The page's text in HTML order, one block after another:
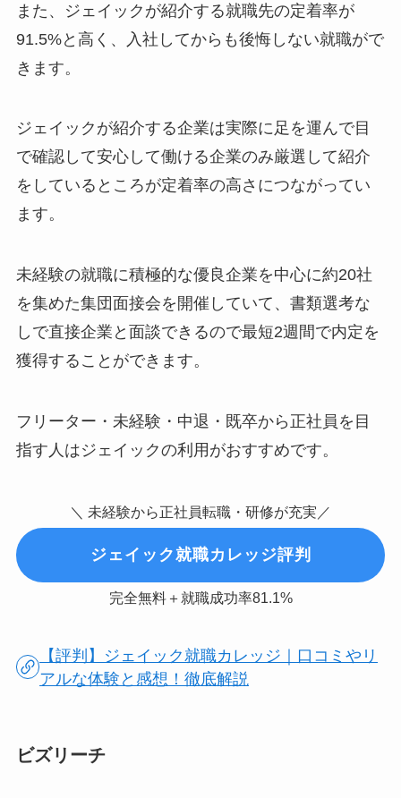
また、ジェイックが紹介する就職先の定着率が
91.5%と高く、入社してからも後悔しない就職がで
きます。
ジェイックが紹介する企業は実際に足を運んで目
で確認して安心して働ける企業のみ厳選して紹介
をしているところが定着率の高さにつながってい
ます。
未経験の就職に積極的な優良企業を中心に約20社
を集めた集団面接会を開催していて、書類選考な
しで直接企業と面談できるので最短2週間で内定を
獲得することができます。
フリーター・未経験・中退・既卒から正社員を目
指す人はジェイックの利用がおすすめです。
＼ 未経験から正社員転職・研修が充実／
ジェイック就職カレッジ評判
完全無料＋就職成功率81.1%
【評判】ジェイック就職カレッジ｜口コミやリ
アルな体験と感想！徹底解説
ビズリーチ